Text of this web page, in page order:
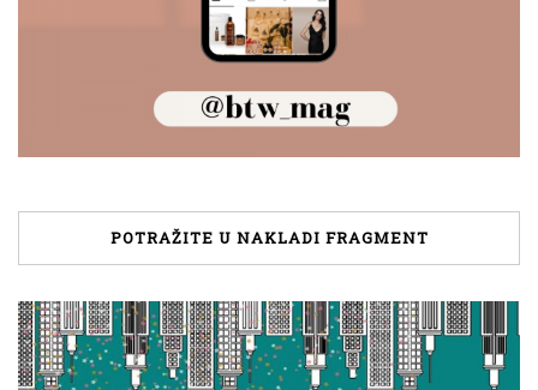
POTRAŽITE U NAKLADI FRAGMENT